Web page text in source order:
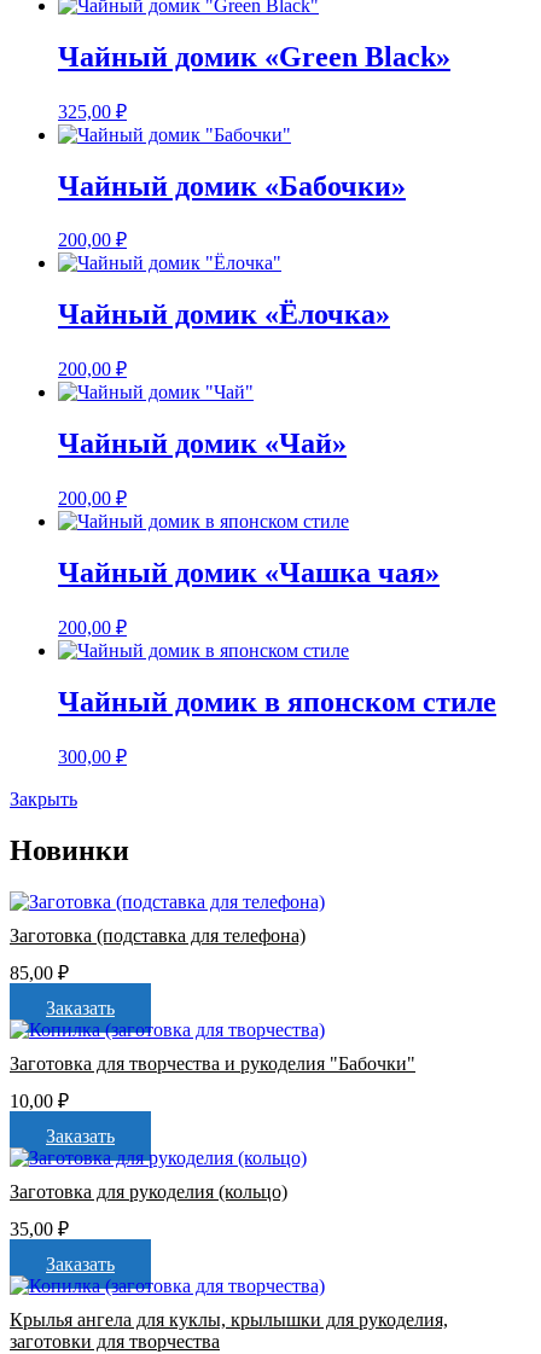
Чайный домик «Green Black»
325,00 ₽
Чайный домик «Бабочки»
200,00 ₽
Чайный домик «Ёлочка»
200,00 ₽
Чайный домик «Чай»
200,00 ₽
Чайный домик «Чашка чая»
200,00 ₽
Чайный домик в японском стиле
300,00 ₽
Закрыть
Новинки
Заготовка (подставка для телефона)
85,00 ₽
Заказать
Заготовка для творчества и рукоделия "Бабочки"
10,00 ₽
Заказать
Заготовка для рукоделия (кольцо)
35,00 ₽
Заказать
Крылья ангела для куклы, крылышки для рукоделия,
заготовки для творчества